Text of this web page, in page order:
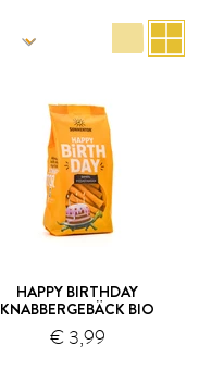
HAPPY BIRTHDAY
KNABBERGEBÄCK BIO
€ 3,99